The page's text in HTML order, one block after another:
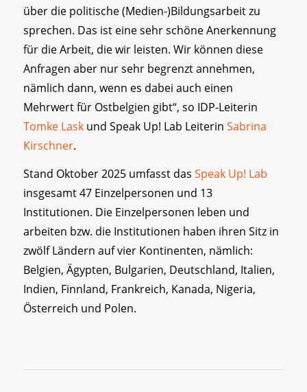
über die politische (Medien-)Bildungsarbeit zu
sprechen. Das ist eine sehr schöne Anerkennung
für die Arbeit, die wir leisten. Wir können diese
Anfragen aber nur sehr begrenzt annehmen,
nämlich dann, wenn es dabei auch einen
Mehrwert für Ostbelgien gibt“, so IDP-Leiterin
Tomke Laskund Speak Up! Lab Leiterin Sabrina
Kirschner.
Stand Oktober 2025 umfasst das Speak Up! Lab
insgesamt 47 Einzelpersonen und 13
Institutionen. Die Einzelpersonen leben und
arbeiten bzw. die Institutionen haben ihren Sitz in
zwölf Ländern auf vier Kontinenten, nämlich:
Belgien, Ägypten, Bulgarien, Deutschland, Italien,
Indien, Finnland, Frankreich, Kanada, Nigeria,
Österreich und Polen.